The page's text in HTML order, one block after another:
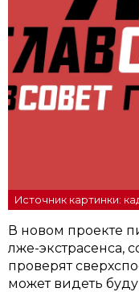
Источник картинки:
В новом проекте
лже-экстрасенса,
проверят
может видеть